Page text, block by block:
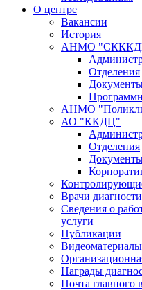
О центре
Вакансии
История
АНМО
Отделения
АНМО
АО "ККДЦ"
Отделения
Врачи
Сведения о
услуги
Публикации
Видеоматериалы
Награды
Почта главного